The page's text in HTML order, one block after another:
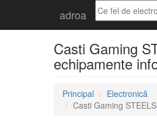
adroa
Casti Gaming
echipamente
Principal
Electronică
Casti Gaming